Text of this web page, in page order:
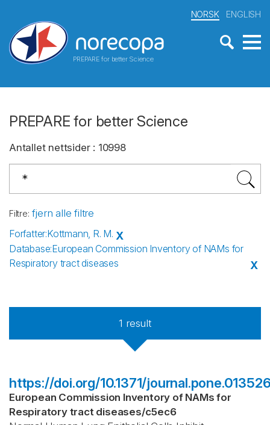
PREPARE for better Science
NORSK ENGLISH
PREPARE for better Science
Antallet nettsider: 10998
Filtre: fjern alle filtre
Forfatter:Kottmann, R. M. X
Database:European Commission Inventory of NAMs for
Respiratory tract diseases
X
1 result
https://doi.org/10.1371/
European Commission Inventory of NAMs for
Respiratory tract diseases/c5ec6